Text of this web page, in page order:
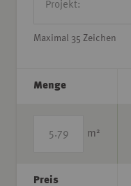
Maximal 35 Zeichen
Menge
m 2
Preis